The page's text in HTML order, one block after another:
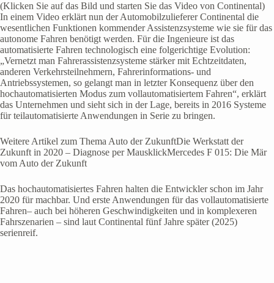
(Klicken Sie auf das Bild und starten Sie das Video von Continental)
In einem Video erklärt nun der Automobilzulieferer Continental die
wesentlichen Funktionen kommender Assistenzsysteme wie sie für das
autonome Fahren benötigt werden. Für die Ingenieure ist das
automatisierte Fahren technologisch eine folgerichtige Evolution:
„Vernetzt man Fahrerassistenzsysteme stärker mit Echtzeitdaten,
anderen Verkehrsteilnehmern, Fahrerinformations‐ und
Antriebssystemen, so gelangt man in letzter Konsequenz über den
hochautomatisierten Modus zum vollautomatisiertem Fahren“, erklärt
das Unternehmen und sieht sich in der Lage, bereits in 2016 Systeme
für teilautomatisierte Anwendungen in Serie zu bringen.
Weitere Artikel zum Thema Auto der ZukunftDie Werkstatt der
Zukunft in 2020 – Diagnose per MausklickMercedes F 015: Die Mär
vom Auto der Zukunft
Das hochautomatisiertes Fahren halten die Entwickler schon im Jahr
2020 für machbar. Und erste Anwendungen für das vollautomatisierte
Fahren– auch bei höheren Geschwindigkeiten und in komplexeren
Fahrszenarien – sind laut Continental fünf Jahre später (2025)
serienreif.